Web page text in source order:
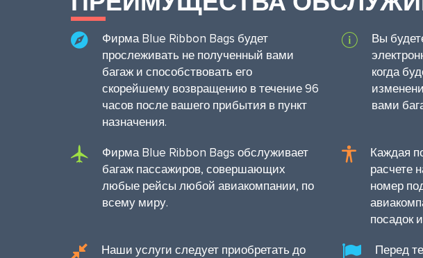
Фирма Blue Ribbon Bags будет
прослеживать не полученный вами
багаж и способствовать его
скорейшему возвращению в течение 96
часов после вашего прибытия в пункт
назначения.
Вы
когда
вами
Фирма Blue Ribbon Bags обслуживает
багаж пассажиров, совершающих
любые рейсы любой авиакомпании, по
всему миру.
Каждая
расчете
номер
посадок
Наши услуги следует приобретать до
Перед